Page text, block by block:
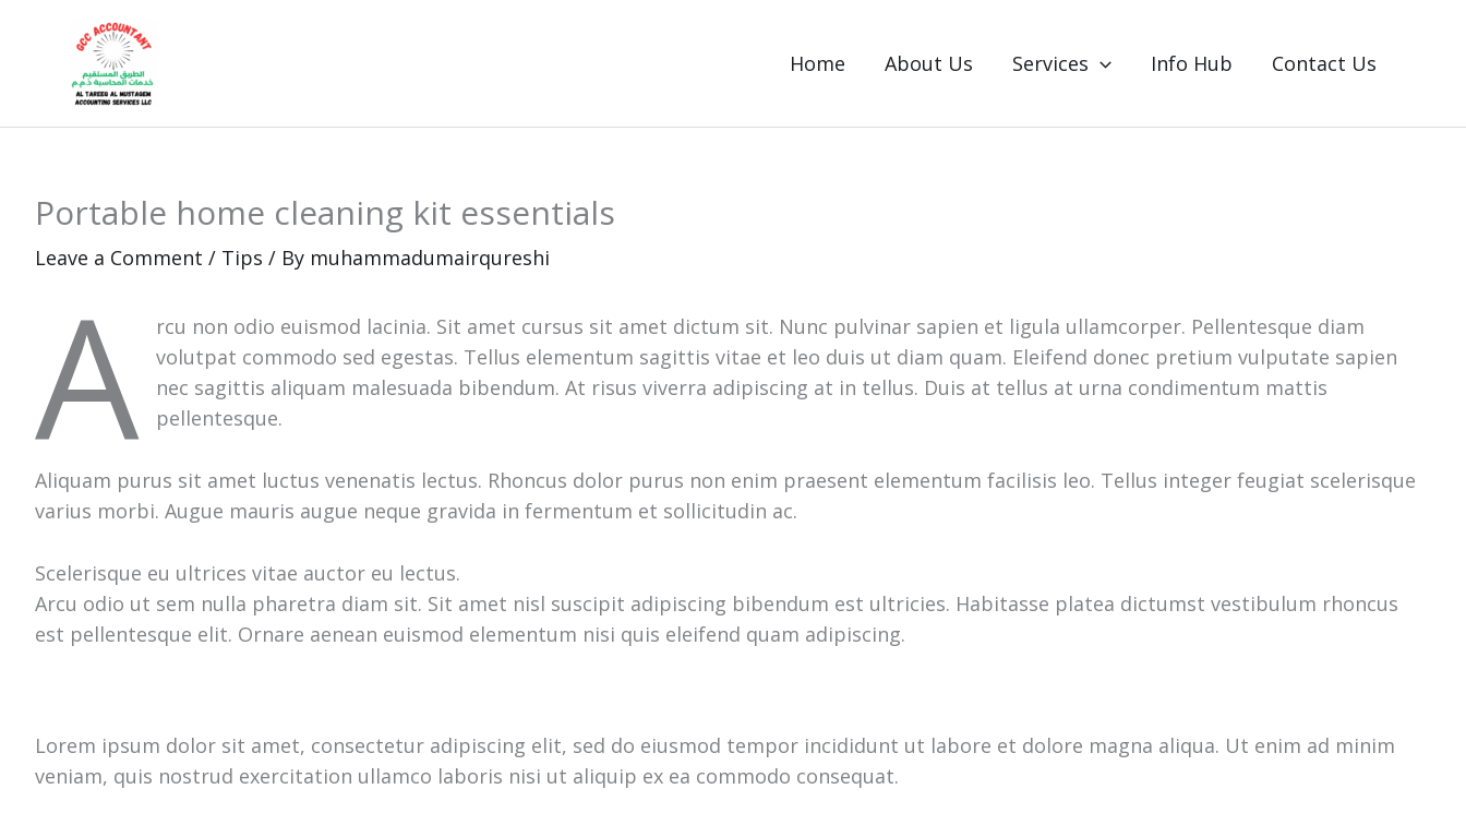
Home About Us Services Info Hub Contact Us
Portable home cleaning kit essentials
Leave a Comment / Tips / By muhammadumairqureshi
A
rcu non odio euismod lacinia. Sit amet cursus sit amet dictum sit. Nunc pulvinar sapien et ligula ullamcorper. Pellentesque diam
volutpat commodo sed egestas. Tellus elementum sagittis vitae et leo duis ut diam quam. Eleifend donec pretium vulputate sapien
nec sagittis aliquam malesuada bibendum. At risus viverra adipiscing at in tellus. Duis at tellus at urna condimentum mattis
pellentesque.
Aliquam purus sit amet luctus venenatis lectus. Rhoncus dolor purus non enim praesent elementum facilisis leo. Tellus integer feugiat scelerisque
varius morbi. Augue mauris augue neque gravida in fermentum et sollicitudin ac.
Scelerisque eu ultrices vitae auctor eu lectus.
Arcu odio ut sem nulla pharetra diam sit. Sit amet nisl suscipit adipiscing bibendum est ultricies. Habitasse platea dictumst vestibulum rhoncus
est pellentesque elit. Ornare aenean euismod elementum nisi quis eleifend quam adipiscing.
Lorem ipsum dolor sit amet, consectetur adipiscing elit, sed do eiusmod tempor incididunt ut labore et dolore magna aliqua. Ut enim ad minim
veniam, quis nostrud exercitation ullamco laboris nisi ut aliquip ex ea commodo consequat.